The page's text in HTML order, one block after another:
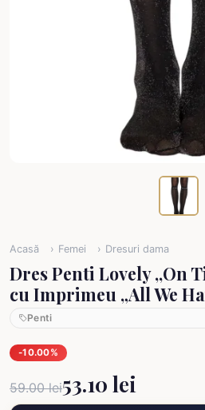
Acasă Femei Dresuri dama
Dres Penti Lovely ,,On
cu Imprimeu „All We
Penti
-10.00%
59.00 lei53.10 lei